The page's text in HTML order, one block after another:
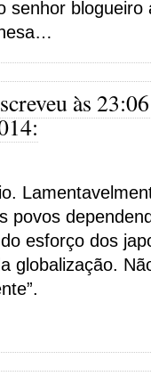
senhor blogueiro
às
povos
esforço dos
globalização.